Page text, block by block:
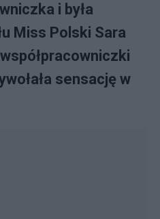
i była
Miss Polski Sara
sensację w